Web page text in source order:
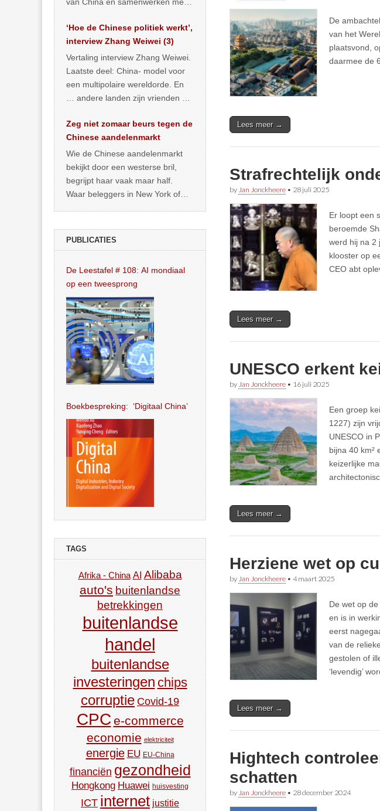
De
van het
plaatsvond,
daarmee de
Lees meer →
Strafrechtelijk
by Jan Jonckheere • 28 juli 2025
Er loopt een
beroemde
werd hij na 2
klooster op
CEO abt
Lees meer →
UNESCO erkent
by Jan Jonckheere • 16 juli 2025
Een groep
1227) zijn
UNESCO in
bijna 40 km²
keizerlijke
Lees meer →
Herziene wet op
by Jan Jonckheere • 4 maart 2025
De wet op
en is in
eerst
van de
gestolen of
‘levendig’
Lees meer →
Hightech
schatten
by Jan Jonckheere • 28 december 2024
… >> lees meer
‘Hoe de Chinese politiek werkt’,
interview Zhang Weiwei (3)
Vertaling interview Zhang Weiwei.
Laatste deel: China- model voor
een multipolaire wereldorde. En
… andere landen zijn vrienden of
Zeg niet zomaar beurs tegen de
Chinese aandelenmarkt
Wie de Chinese aandelenmarkt
bekijkt door een westerse bril,
begrijpt haar vaak maar half.
Waar beleggers in New York of
PUBLICATIES
De Leestafel # 108: AI mondiaal
op een tweesprong
Boekbespreking: ‘Digitaal China’
TAGS
Afrika - China AI Alibaba
auto's buitenlandse
betrekkingen
buitenlandse
handel
buitenlandse
investeringen chips
corruptie Covid-19
CPC e-commerce
economie elektriciteit
energie EU EU-China
financiën gezondheid
Hongkong Huawei huisvesting
ICT internet justitie